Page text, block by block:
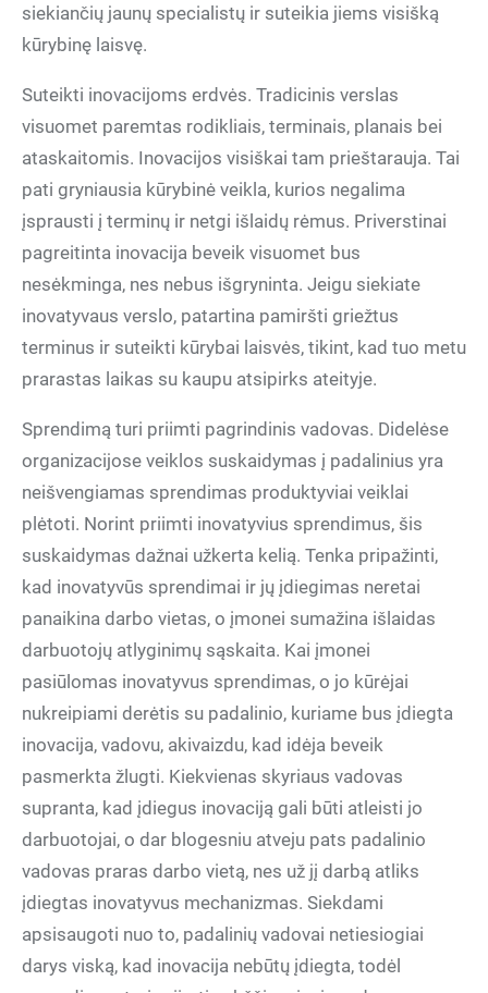
siekiančių jaunų specialistų ir suteikia jiems visišką
kūrybinę laisvę.
Suteikti inovacijoms erdvės. Tradicinis verslas
visuomet paremtas rodikliais, terminais, planais bei
ataskaitomis. Inovacijos visiškai tam prieštarauja. Tai
pati gryniausia kūrybinė veikla, kurios negalima
įsprausti į terminų ir netgi išlaidų rėmus. Priverstinai
pagreitinta inovacija beveik visuomet bus
nesėkminga, nes nebus išgryninta. Jeigu siekiate
inovatyvaus verslo, patartina pamiršti griežtus
terminus ir suteikti kūrybai laisvės, tikint, kad tuo metu
prarastas laikas su kaupu atsipirks ateityje.
Sprendimą turi priimti pagrindinis vadovas. Didelėse
organizacijose veiklos suskaidymas į padalinius yra
neišvengiamas sprendimas produktyviai veiklai
plėtoti. Norint priimti inovatyvius sprendimus, šis
suskaidymas dažnai užkerta kelią. Tenka pripažinti,
kad inovatyvūs sprendimai ir jų įdiegimas neretai
panaikina darbo vietas, o įmonei sumažina išlaidas
darbuotojų atlyginimų sąskaita. Kai įmonei
pasiūlomas inovatyvus sprendimas, o jo kūrėjai
nukreipiami derėtis su padalinio, kuriame bus įdiegta
inovacija, vadovu, akivaizdu, kad idėja beveik
pasmerkta žlugti. Kiekvienas skyriaus vadovas
supranta, kad įdiegus inovaciją gali būti atleisti jo
darbuotojai, o dar blogesniu atveju pats padalinio
vadovas praras darbo vietą, nes už jį darbą atliks
įdiegtas inovatyvus mechanizmas. Siekdami
apsisaugoti nuo to, padalinių vadovai netiesiogiai
darys viską, kad inovacija nebūtų įdiegta, todėl